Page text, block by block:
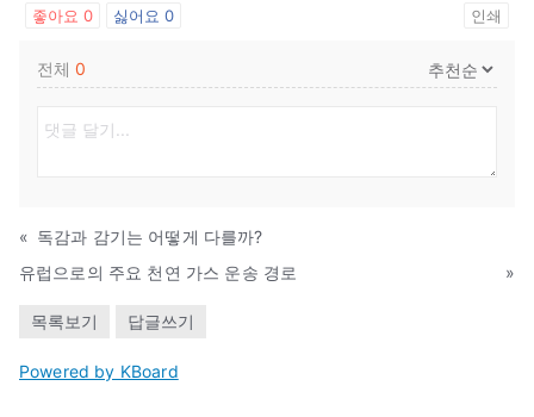
좋아요 0 싫어요0 인쇄
전체0
« 독감과 감기는 어떻게 다를까?
유럽으로의 주요 천연 가스 운송 경로
»
목록보기 답글쓰기
Powered by KBoard